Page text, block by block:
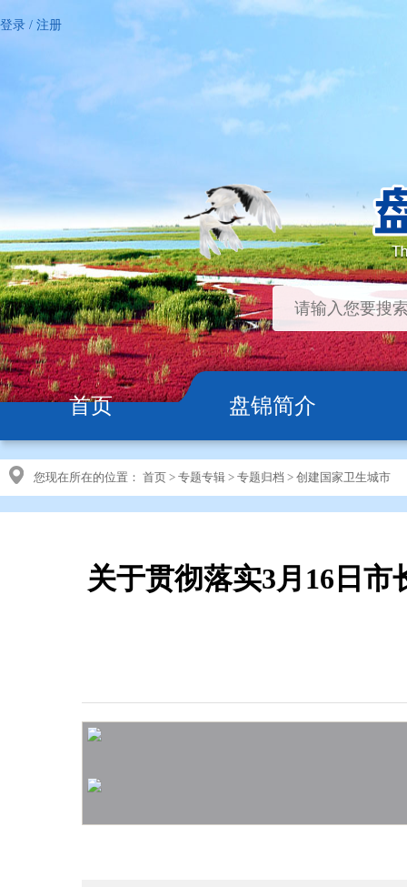
登录 / 注册
首页 盘锦简介
您现在所在的位置： 首页 > 专题专辑 > 专题归档 > 创建国家卫生城市
关于贯彻落实3月16日